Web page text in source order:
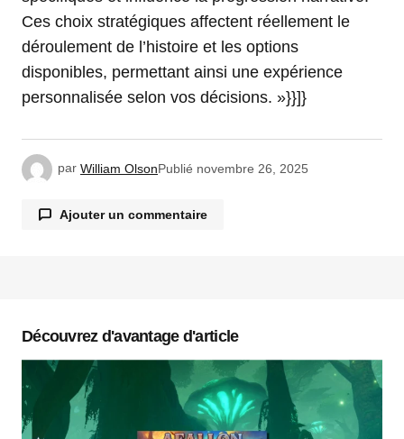
Ces choix stratégiques affectent réellement le
déroulement de l’histoire et les options
disponibles, permettant ainsi une expérience
personnalisée selon vos décisions. »}}]}
par William OlsonPublié novembre 26, 2025
Ajouter un commentaire
Commentaire*
Découvrez d'avantage d'article